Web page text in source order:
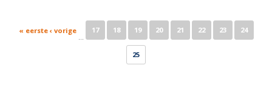
Pages
« eerste ‹ vorige
…
17 18 19 20 21 22 23 24
25